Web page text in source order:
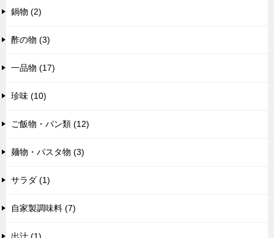
鍋物 (2)
酢の物 (3)
一品物 (17)
珍味 (10)
ご飯物・パン類 (12)
麺物・パスタ物 (3)
サラダ (1)
自家製調味料 (7)
出汁 (1)